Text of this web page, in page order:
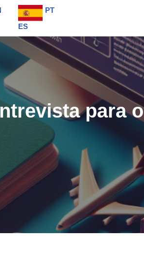
ES
PT
para o